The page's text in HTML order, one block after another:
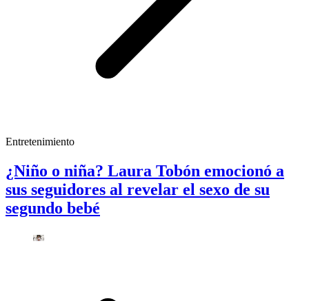
Entretenimiento
¿Niño o niña? Laura Tobón emocionó a
sus seguidores al revelar el sexo de su
segundo bebé